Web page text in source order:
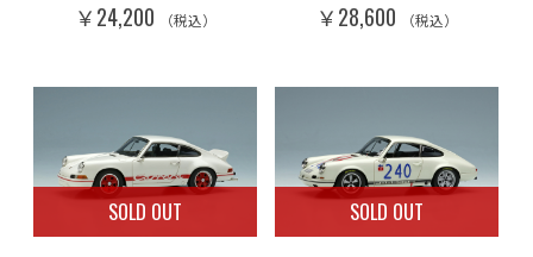
￥24,200 （税込） ￥28,600 （税込）
SOLD OUT SOLD OUT